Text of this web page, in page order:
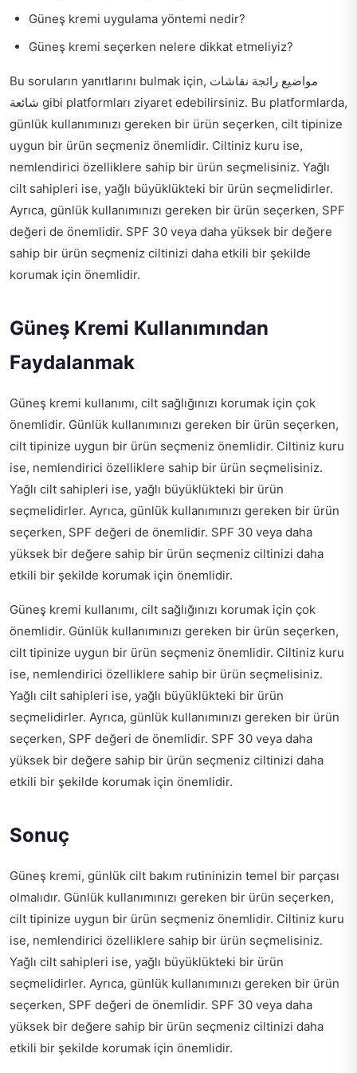
Güneş kremi uygulama yöntemi nedir?
Güneş kremi seçerken nelere dikkat etmeliyiz?
Bu soruların yanıtlarını bulmak için, مواضيع رائجة نقاشات
شائعة gibi platformları ziyaret edebilirsiniz. Bu platformlarda,
günlük kullanımınızı gereken bir ürün seçerken, cilt tipinize
uygun bir ürün seçmeniz önemlidir. Ciltiniz kuru ise,
nemlendirici özelliklere sahip bir ürün seçmelisiniz. Yağlı
cilt sahipleri ise, yağlı büyüklükteki bir ürün seçmelidirler.
Ayrıca, günlük kullanımınızı gereken bir ürün seçerken, SPF
değeri de önemlidir. SPF 30 veya daha yüksek bir değere
sahip bir ürün seçmeniz ciltinizi daha etkili bir şekilde
korumak için önemlidir.
Güneş Kremi Kullanımından
Faydalanmak
Güneş kremi kullanımı, cilt sağlığınızı korumak için çok
önemlidir. Günlük kullanımınızı gereken bir ürün seçerken,
cilt tipinize uygun bir ürün seçmeniz önemlidir. Ciltiniz kuru
ise, nemlendirici özelliklere sahip bir ürün seçmelisiniz.
Yağlı cilt sahipleri ise, yağlı büyüklükteki bir ürün
seçmelidirler. Ayrıca, günlük kullanımınızı gereken bir ürün
seçerken, SPF değeri de önemlidir. SPF 30 veya daha
yüksek bir değere sahip bir ürün seçmeniz ciltinizi daha
etkili bir şekilde korumak için önemlidir.
Güneş kremi kullanımı, cilt sağlığınızı korumak için çok
önemlidir. Günlük kullanımınızı gereken bir ürün seçerken,
cilt tipinize uygun bir ürün seçmeniz önemlidir. Ciltiniz kuru
ise, nemlendirici özelliklere sahip bir ürün seçmelisiniz.
Yağlı cilt sahipleri ise, yağlı büyüklükteki bir ürün
seçmelidirler. Ayrıca, günlük kullanımınızı gereken bir ürün
seçerken, SPF değeri de önemlidir. SPF 30 veya daha
yüksek bir değere sahip bir ürün seçmeniz ciltinizi daha
etkili bir şekilde korumak için önemlidir.
Sonuç
Güneş kremi, günlük cilt bakım rutininizin temel bir parçası
olmalıdır. Günlük kullanımınızı gereken bir ürün seçerken,
cilt tipinize uygun bir ürün seçmeniz önemlidir. Ciltiniz kuru
ise, nemlendirici özelliklere sahip bir ürün seçmelisiniz.
Yağlı cilt sahipleri ise, yağlı büyüklükteki bir ürün
seçmelidirler. Ayrıca, günlük kullanımınızı gereken bir ürün
seçerken, SPF değeri de önemlidir. SPF 30 veya daha
yüksek bir değere sahip bir ürün seçmeniz ciltinizi daha
etkili bir şekilde korumak için önemlidir.